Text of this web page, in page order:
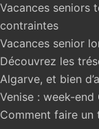
Vacances seniors
contraintes
Vacances senior
Découvrez les
Algarve, et bien
Venise : week-
Comment faire un